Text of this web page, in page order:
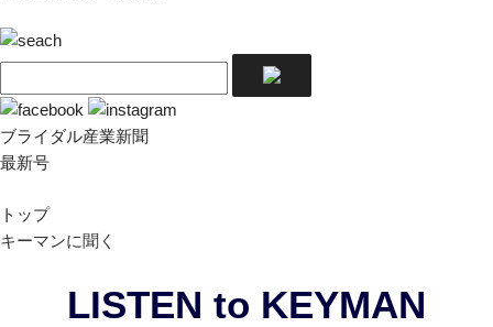
ブライダル産業新聞
最新号
トップ
キーマンに聞く
LISTEN to KEYMAN